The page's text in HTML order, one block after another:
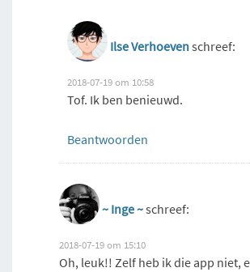
Ilse Verhoevenschreef:
2018-07-19 om 10:58
Tof. Ik ben benieuwd.
Beantwoorden
~ Inge ~schreef:
2018-07-19 om 15:10
Oh, leuk!! Zelf heb ik die app niet,